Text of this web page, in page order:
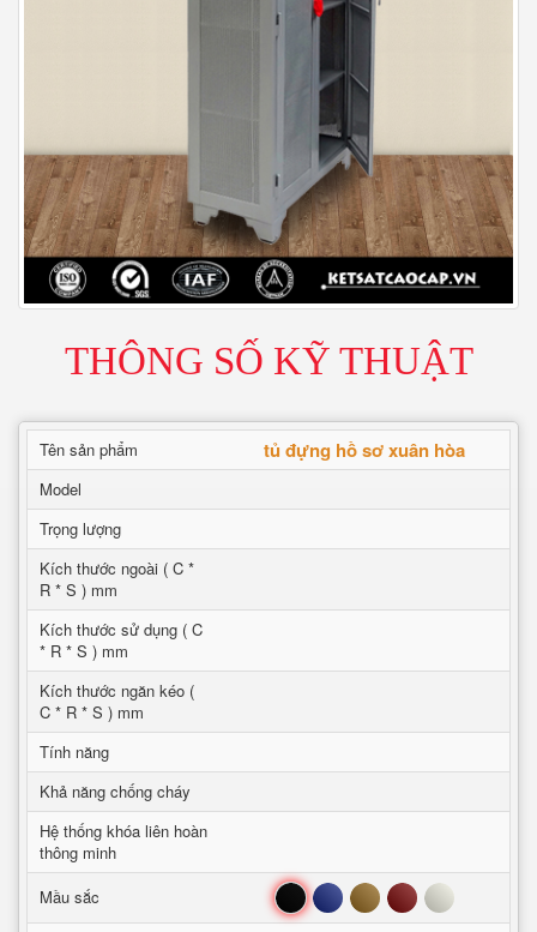
THÔNG SỐ KỸ THUẬT
Tên sản phẩm tủ đựng hồ sơ xuân hòa
Model
Trọng lượng
Kích thước ngoài ( C *
R * S ) mm
Kích thước sử dụng ( C
* R * S ) mm
Kích thước ngăn kéo (
C * R * S ) mm
Tính năng
Khả năng chống cháy
Hệ thống khóa liên hoàn
thông minh
Mầu sắc
Đen Xanh Nâu Đỏ Trắng